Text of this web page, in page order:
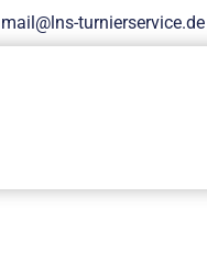
mail@lns-turnierservice.de